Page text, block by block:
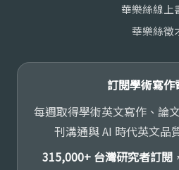
華樂絲線上
華樂絲徵
訂閱學術寫作
每週取得學術英文寫作、論
刊溝通與 AI 時代英文品
315,000+ 台灣研究者訂閱